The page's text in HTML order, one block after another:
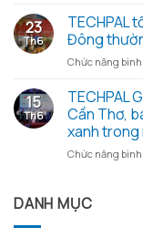
23
Th6
TECHPAL
Đông
Chức năng
15
Th6
TECHPAL
Cần Thơ,
xanh trong
Chức năng
DANH MỤC